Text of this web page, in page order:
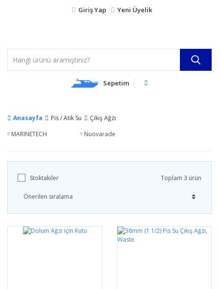
Giriş Yap Yeni Üyelik
Sepetim
Anasayfa Pis / Atık Su
Çıkış Ağzı
MARINETECH
Nuovarade
Stoktakiler Toplam 3 ürün